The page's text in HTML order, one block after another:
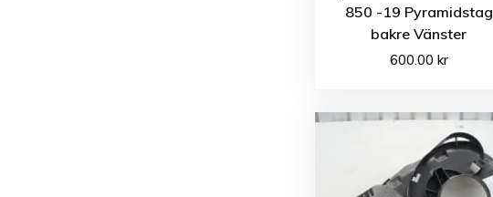
850 -19 Pyramidstag
bakre Vänster
600.00 kr